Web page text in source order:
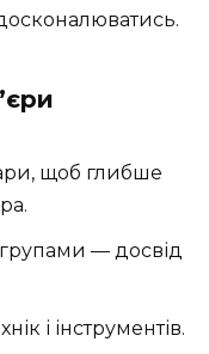
щоб глибше
— досвід
і інструментів.